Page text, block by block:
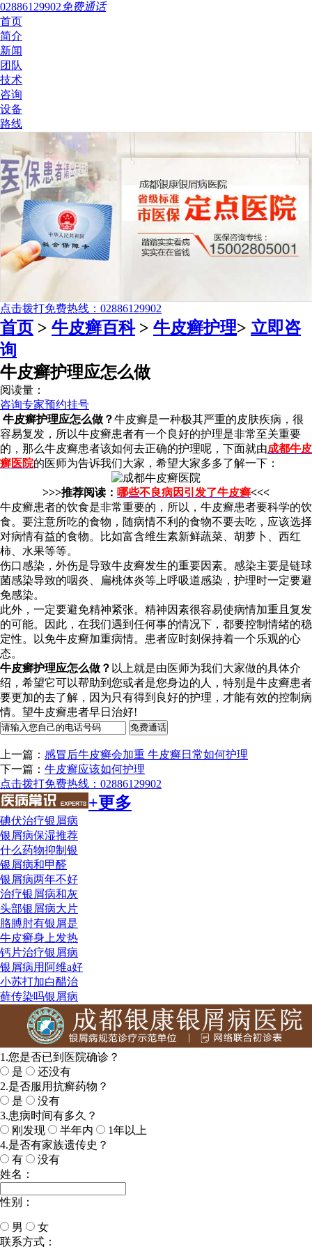
02886129902免费通话
首页
简介
新闻
团队
技术
咨询
设备
路线
点击拨打免费热线：02886129902
首页 > 牛皮癣百科> 牛皮癣护理> 立即咨
询
牛皮癣护理应怎么做
阅读量：
咨询专家预约挂号
牛皮癣护理应怎么做？牛皮癣是一种极其严重的皮肤疾病，很
容易复发，所以牛皮癣患者有一个良好的护理是非常至关重要
的，那么牛皮癣患者该如何去正确的护理呢，下面就由成都牛皮
癣医院的医师为告诉我们大家，希望大家多多了解一下：
>>>推荐阅读： 哪些不良病因引发了牛皮癣<<<
牛皮癣患者的饮食是非常重要的，所以，牛皮癣患者要科学的饮
食。要注意所吃的食物，随病情不利的食物不要去吃，应该选择
对病情有益的食物。比如富含维生素新鲜蔬菜、胡萝卜、西红
柿、水果等等。
伤口感染，外伤是导致牛皮癣发生的重要因素。感染主要是链球
菌感染导致的咽炎、扁桃体炎等上呼吸道感染，护理时一定要避
免感染。
此外，一定要避免精神紧张。精神因素很容易使病情加重且复发
的可能。因此，在我们遇到任何事的情况下，都要控制情绪的稳
定性。以免牛皮癣加重病情。患者应时刻保持着一个乐观的心
态。
牛皮癣护理应怎么做？ 以上就是由医师为我们大家做的具体介
绍，希望它可以帮助到您或者是您身边的人，特别是牛皮癣患者
要更加的去了解，因为只有得到良好的护理，才能有效的控制病
情。望牛皮癣患者早日治好!
上一篇： 感冒后牛皮癣会加重 牛皮癣日常如何护理
下一篇： 牛皮癣应该如何护理
点击拨打免费热线：02886129902
+更多
碘伏治疗银屑病
银屑病保湿推荐
什么药物抑制银
银屑病和甲醛
银屑病两年不好
治疗银屑病和灰
头部银屑病大片
胳膊肘有银屑是
牛皮癣身上发热
钙片治疗银屑病
银屑病用阿维a好
小苏打加白醋治
藓传染吗银屑病
1.您是否已到医院确诊？
是
还没有
2.是否服用抗癣药物？
是
没有
3.患病时间有多久？
刚发现
半年内
1年以上
4.是否有家族遗传史？
有
没有
姓名：
性别：
男
女
今天日期：
联系方式：